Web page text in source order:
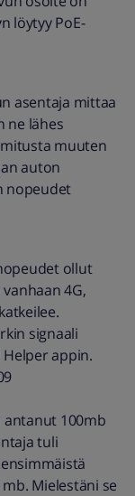
löytyy PoE-
asentaja mittaa
ne lähes
muuten
auton
nopeudet
ollut
4G,
signaali
Helper appin.
antanut 100mb
tuli
Mielestäni se